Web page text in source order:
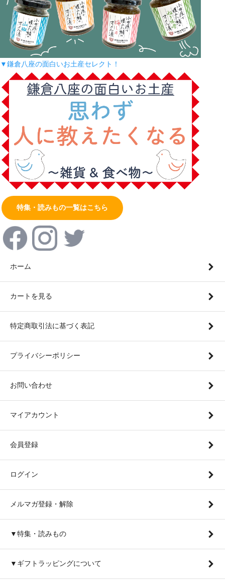
▼鎌倉八座の面白いお土産セレクト！
特集・読みもの一覧はこちら
ホーム
カートを見る
特定商取引法に基づく表記
プライバシーポリシー
お問い合わせ
マイアカウント
会員登録
ログイン
メルマガ登録・解除
▼特集・読みもの
▼ギフトラッピングについて